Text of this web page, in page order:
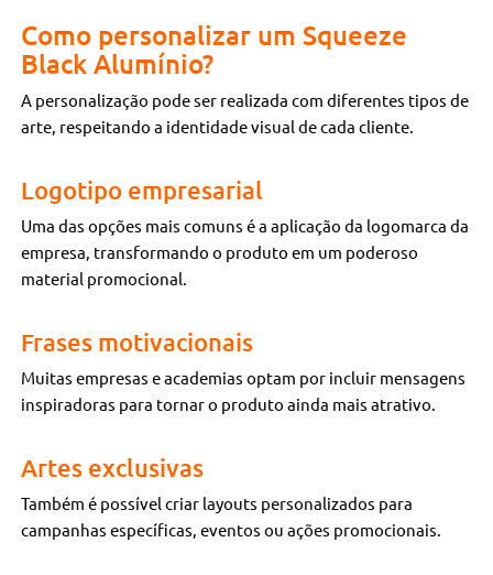
Como personalizar um Squeeze
Black Alumínio?
A personalização pode ser realizada com diferentes tipos de
arte, respeitando a identidade visual de cada cliente.
Logotipo empresarial
Uma das opções mais comuns é a aplicação da logomarca da
empresa, transformando o produto em um poderoso
material promocional.
Frases motivacionais
Muitas empresas e academias optam por incluir mensagens
inspiradoras para tornar o produto ainda mais atrativo.
Artes exclusivas
Também é possível criar layouts personalizados para
campanhas específicas, eventos ou ações promocionais.